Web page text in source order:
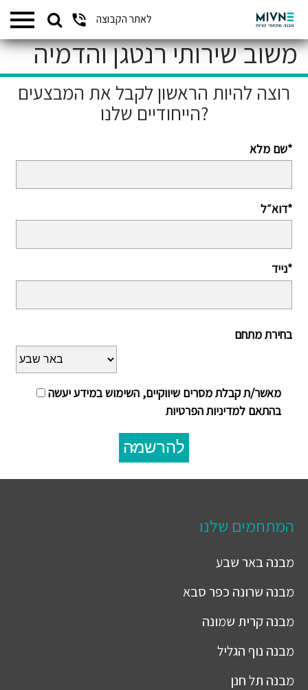
לאתר הקבוצהSearch
המתחמים שלנו
משוב שירותי רנטגן והדמיה
רוצה להיות הראשון לקבל את המבצעים
הייחודיים שלנו?
שם מלא*
דוא״ל*
נייד*
בחירת מתחם
מאשר/ת קבלת מסרים שיווקיים, השימוש במידע יעשה
בהתאם למדיניות הפרטיות
להרשמה
המתחמים שלנו
מבנהבאר שבע
מבנה שרונה כפר סבא
מבנה קרית שמונה
מבנה נוף הגליל
מבנה תל חנן